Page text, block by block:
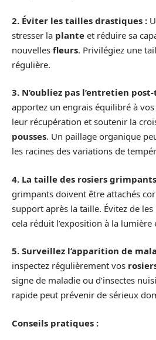
2. Éviter les tailles drastiques :
stresser la plante et réduire sa
nouvelles fleurs. Privilégiez une
régulière.
3. N’oubliez pas l’entretien
apportez un engrais équilibré à vos
leur récupération et soutenir la
pousses. Un paillage organique
les racines des variations de
4. La taille des rosiers
grimpants doivent être attachés
support après la taille. Évitez de les
cela réduit l’exposition à la lumière
5. Surveillez l’apparition de
inspectez régulièrement vos
signe de maladie ou d’insectes
rapide peut prévenir de sérieux
Conseils pratiques :